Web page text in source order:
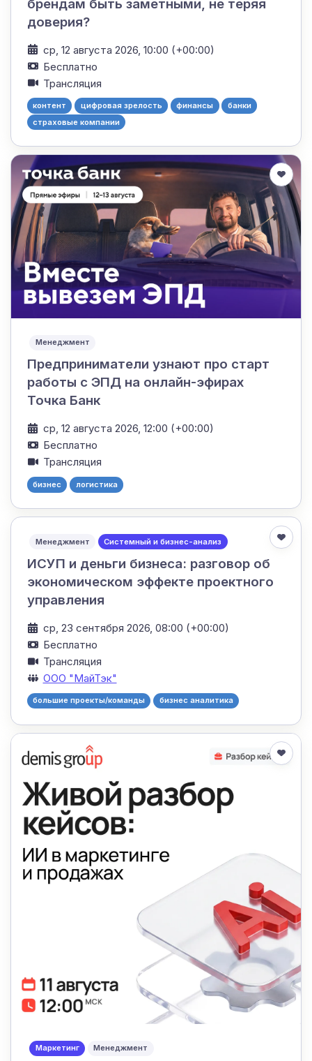
брендам быть заметными, не теряя
доверия?
ср, 12 августа 2026, 10:00 (+00:00)
Бесплатно
Трансляция
контент цифровая зрелость финансы
банки
страховые компании
Менеджмент
Предприниматели узнают про старт
работы с ЭПД на онлайн-эфирах
Точка Банк
ср, 12 августа 2026, 12:00 (+00:00)
Бесплатно
Трансляция
бизнес логистика
Менеджмент Системный и бизнес-анализ
ИСУП и деньги бизнеса: разговор об
экономическом эффекте проектного
управления
ср, 23 сентября 2026, 08:00 (+00:00)
Бесплатно
Трансляция
ООО "МайТэк"
большие проекты/команды бизнес аналитика
Маркетинг Менеджмент